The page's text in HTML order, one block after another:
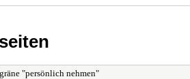
"persönlich nehmen"